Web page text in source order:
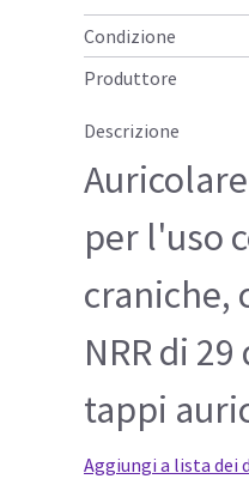
Condizione
Produttore
Descrizione
per l'uso
craniche,
NRR di
tappi
Aggiungi a lista dei